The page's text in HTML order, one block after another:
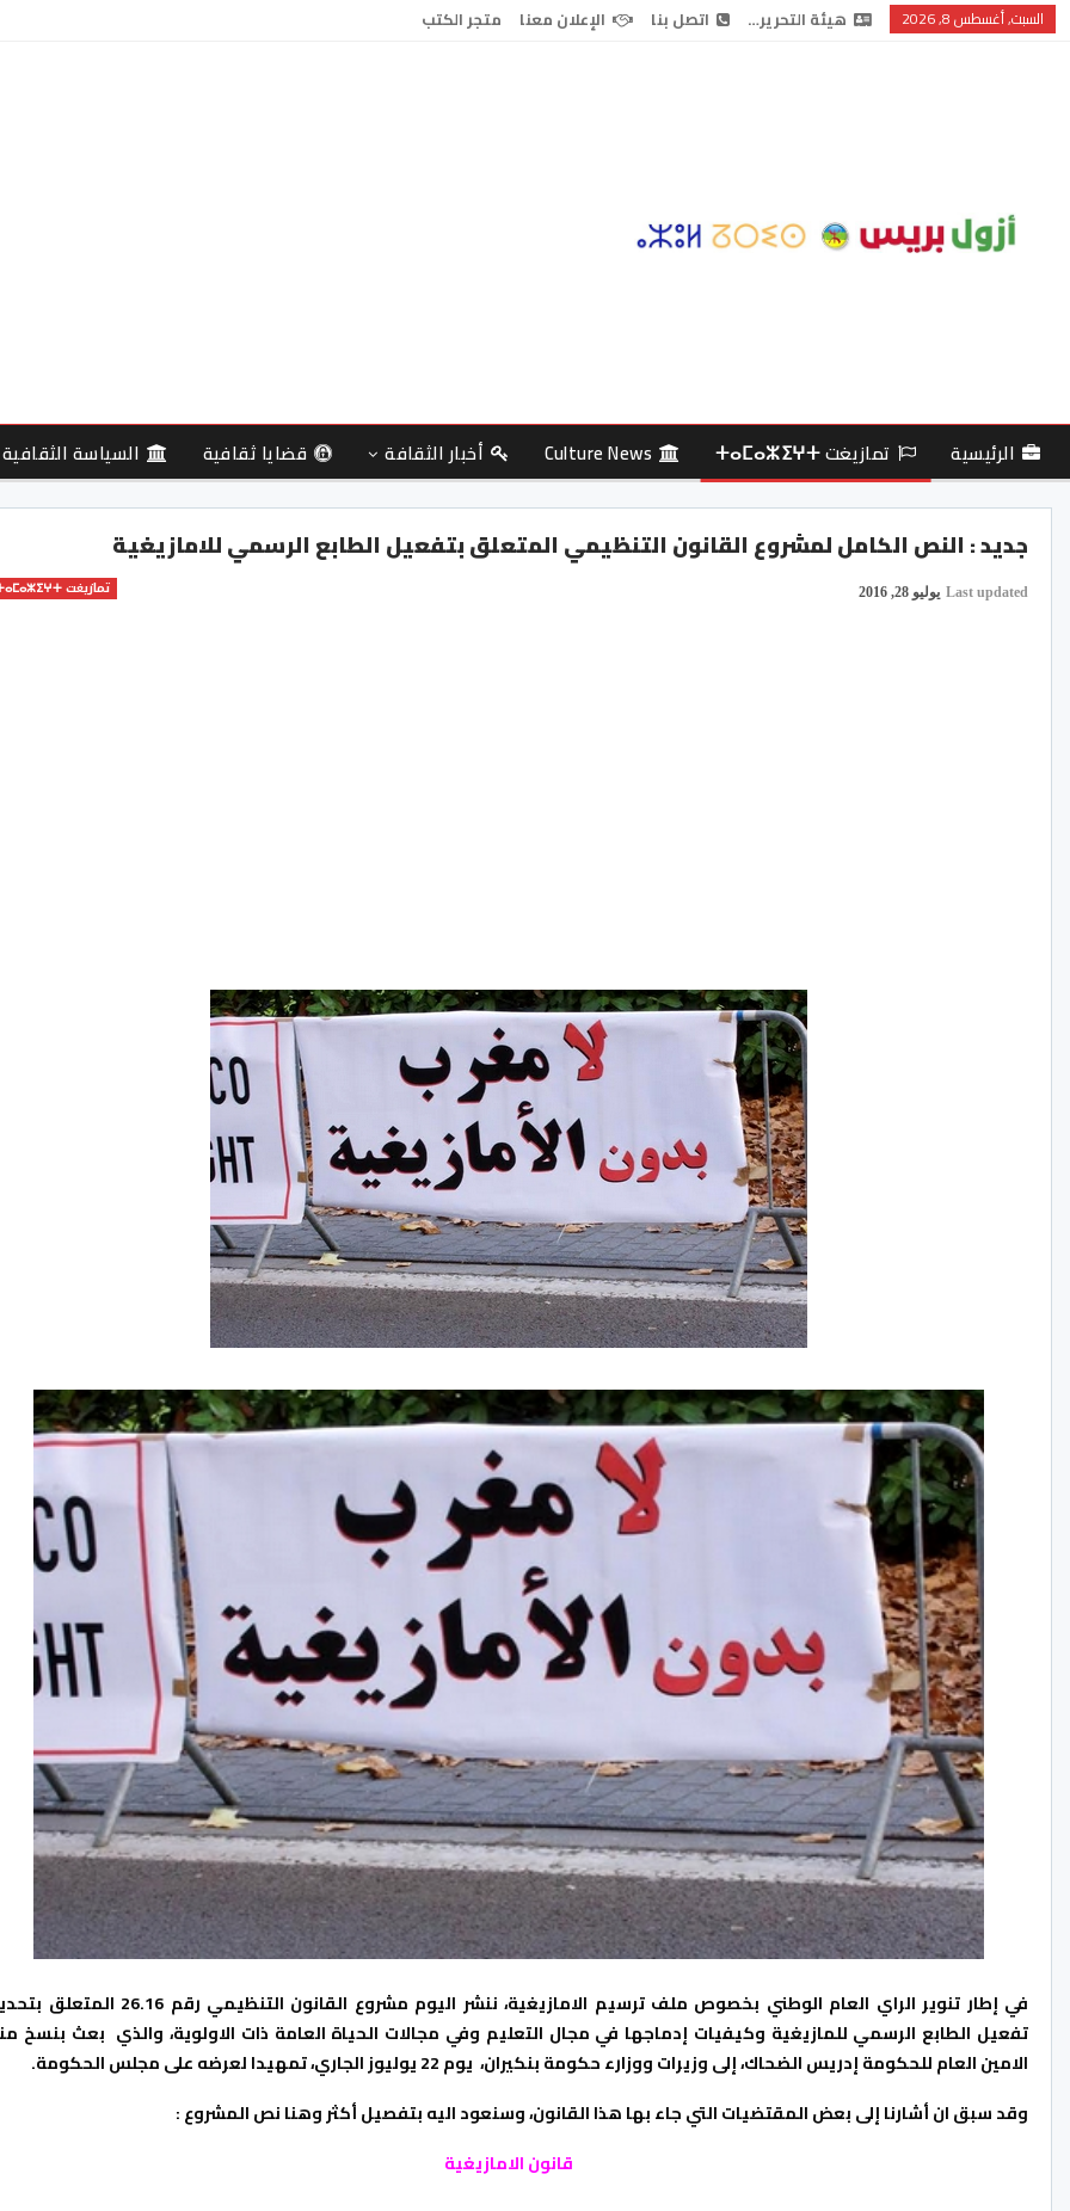
السبت, أغسطس 8, 2026 هيئة التحرير… اتصل بنا الإعلان معنا متجر الكتب
الرئيسية تمازيغت ⵜⴰⵎⴰⵣⵉⵖⵜ Culture News أخبار الثقافة قضايا ثقافية السياسة الثقافية
جديد : النص الكامل لمشروع القانون التنظيمي المتعلق بتفعيل الطابع الرسمي للامازيغية
تمازيغت ⵜⴰⵎⴰⵣⵉⵖⵜ Last updated يوليو 28, 2016
في إطار تنوير الراي العام الوطني بخصوص ملف ترسيم الامازيغية، ننشر اليوم مشروع القانون التنظيمي رقم
تفعيل الطابع الرسمي للمازيغية وكيفيات إدماجها في مجال التعليم وفي مجالات الحياة العامة ذات الاولوية، والذي بعث بنسخ
الامين العام للحكومة إدريس الضحاك، إلى وزيرات ووزارء حكومة بنكيران، يوم 22 يوليوز الجاري، تمهيدا لعرضه على مجلس الحكومة.
وقد سبق ان أشارنا إلى بعض المقتضيات التي جاء بها هذا القانون، وسنعود اليه بتفصيل أكثر وهنا نص المشروع :
قانون الامازيغية